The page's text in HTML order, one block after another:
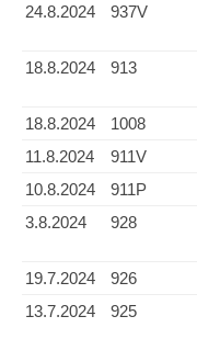
24.8.2024
937V
18.8.2024
913
18.8.2024 1008
11.8.2024
911V
10.8.2024
911P
3.8.2024
928
19.7.2024 926
13.7.2024
925